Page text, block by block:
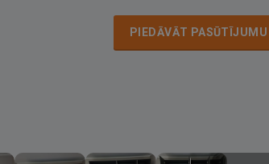
PIEDĀVĀT PASŪTĪJUMU